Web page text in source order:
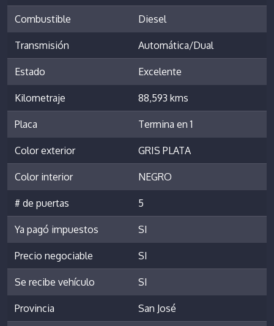
Combustible Diesel
Transmisión Automática/Dual
Estado Excelente
Kilometraje 88,593 kms
Placa Termina en 1
Color exterior GRIS PLATA
Color interior NEGRO
# de puertas 5
Ya pagó impuestos SI
Precio negociable SI
Se recibe vehículo SI
Provincia San José